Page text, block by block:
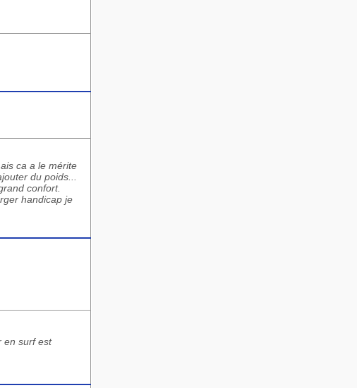
ca a le mérite
du poids...
confort.
handicap je
en surf est